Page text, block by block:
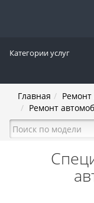
Категории услуг
Главная
Ремонт
Ремонт